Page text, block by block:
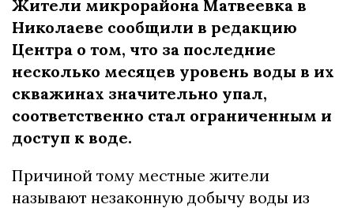
Жители микрорайона Матвеевка в
Николаеве сообщили в редакцию
Центра о том, что за последние
несколько месяцев уровень воды в их
скважинах значительно упал,
соответственно стал ограниченным и
доступ к воде.
Причиной тому местные жители
называют незаконную добычу воды из